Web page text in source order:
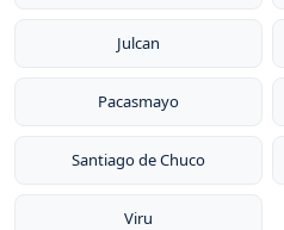
Julcan
Pacasmayo
Santiago de Chuco
Viru